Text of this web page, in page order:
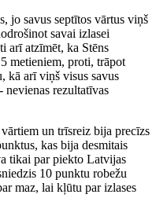
jo savus septītos vārtus viņš
savai izlasei
arī atzīmēt, ka Stēns
metieniem, proti, trāpot
kā arī viņš visus savus
rezultatīvas
un trīsreiz bija precīzs
kas bija desmitais
tikai par piekto Latvijas
10 punktu robežu
maz, lai kļūtu par izlases